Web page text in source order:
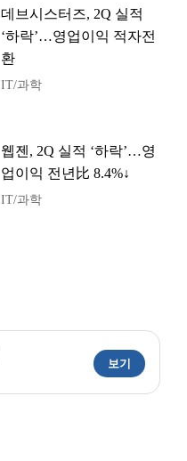
데브시스터즈, 2Q 실적
‘하락’…영업이익 적자전
환
IT/과학
웹젠, 2Q 실적 ‘하락’…영
업이익 전년比 8.4%↓
IT/과학
보기